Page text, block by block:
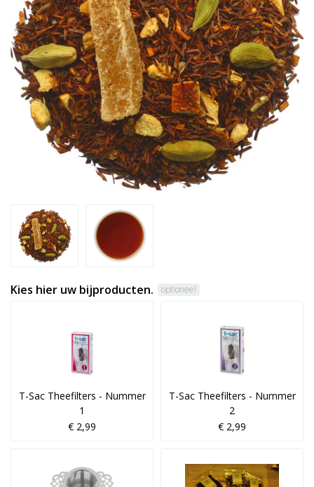
Kies hier uw bijproducten. optioneel
T-Sac Theefilters - Nummer
1
€ 2,99
T-Sac Theefilters - Nummer
2
€ 2,99